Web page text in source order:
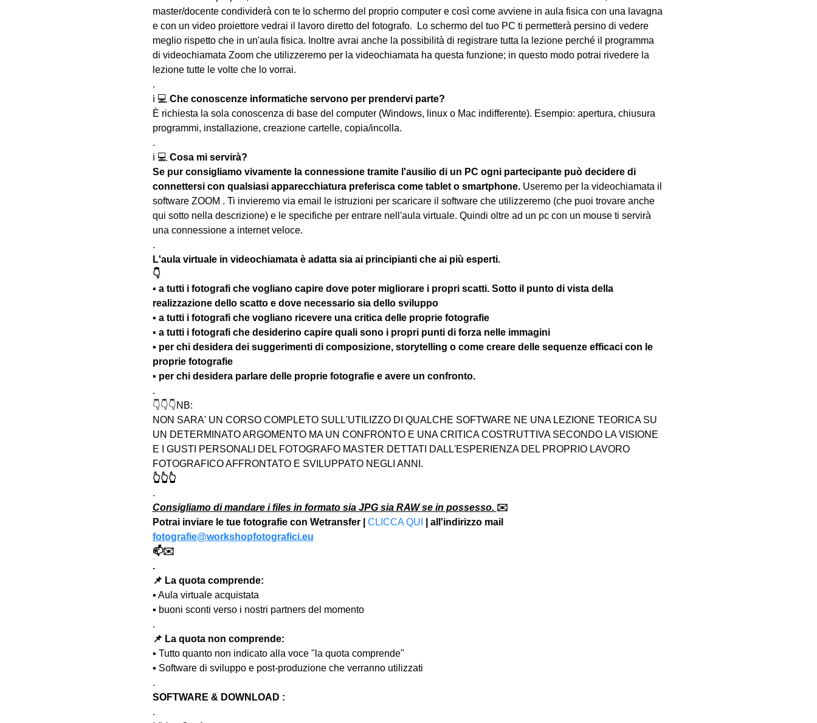
master/docente condividerà con te lo schermo del proprio computer e così come avviene in aula fisica con una lavagna
e con un video proiettore vedrai il lavoro diretto del fotografo.  Lo schermo del tuo PC ti permetterà persino di vedere
meglio rispetto che in un'aula fisica. Inoltre avrai anche la possibilità di registrare tutta la lezione perché il programma
di videochiamata Zoom che utilizzeremo per la videochiamata ha questa funzione; in questo modo potrai rivedere la
lezione tutte le volte che lo vorrai.
.
ℹ 💻 Che conoscenze informatiche servono per prendervi parte?
È richiesta la sola conoscenza di base del computer (Windows, linux o Mac indifferente). Esempio: apertura, chiusura
programmi, installazione, creazione cartelle, copia/incolla.
.
ℹ 💻 Cosa mi servirà?
Se pur consigliamo vivamente la connessione tramite l'ausilio di un PC ogni partecipante può decidere di
connettersi con qualsiasi apparecchiatura preferisca come tablet o smartphone. Useremo per la videochiamata il
software ZOOM . Ti invieremo via email le istruzioni per scaricare il software che utilizzeremo (che puoi trovare anche
qui sotto nella descrizione) e le specifiche per entrare nell'aula virtuale. Quindi oltre ad un pc con un mouse ti servirà
una connessione a internet veloce.
.
L'aula virtuale in videochiamata è adatta sia ai principianti che ai più esperti.
👇
▪️ a tutti i fotografi che vogliano capire dove poter migliorare i propri scatti. Sotto il punto di vista della
realizzazione dello scatto e dove necessario sia dello sviluppo
▪️ a tutti i fotografi che vogliano ricevere una critica delle proprie fotografie
▪️ a tutti i fotografi che desiderino capire quali sono i propri punti di forza nelle immagini
▪️ per chi desidera dei suggerimenti di composizione, storytelling o come creare delle sequenze efficaci con le
proprie fotografie
▪️ per chi desidera parlare delle proprie fotografie e avere un confronto.
.
👇👇👇NB:
NON SARA' UN CORSO COMPLETO SULL'UTILIZZO DI QUALCHE SOFTWARE NE UNA LEZIONE TEORICA SU
UN DETERMINATO ARGOMENTO MA UN CONFRONTO E UNA CRITICA COSTRUTTIVA SECONDO LA VISIONE
E I GUSTI PERSONALI DEL FOTOGRAFO MASTER DETTATI DALL'ESPERIENZA DEL PROPRIO LAVORO
FOTOGRAFICO AFFRONTATO E SVILUPPATO NEGLI ANNI.
👆👆👆
.
Consigliamo di mandare i files in formato sia JPG sia RAW se in possesso. ✉️
Potrai inviare le tue fotografie con Wetransfer | CLICCA QUI
| all'indirizzo mail
fotografie@workshopfotografici.eu
📫✉️
.
📌 La quota comprende:
▪️ Aula virtuale acquistata
▪️ buoni sconti verso i nostri partners del momento
.
📌 La quota non comprende:
▪️ Tutto quanto non indicato alla voce "la quota comprende"
▪️ Software di sviluppo e post-produzione che verranno utilizzati
.
SOFTWARE & DOWNLOAD :
.